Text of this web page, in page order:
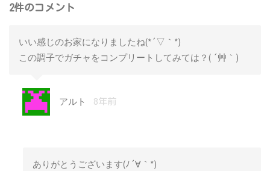
2件のコメント
いい感じのお家になりましたね(*´▽｀*)
この調子でガチャをコンプリートしてみては？( ´艸｀)
アルト 8年前
ありがとうございます(ﾉ´∀｀*)